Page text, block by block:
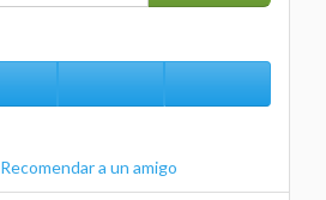
Recomendar a un amigo